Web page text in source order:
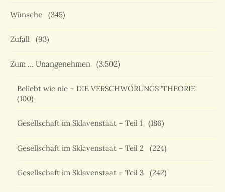
Wünsche (345)
Zufall (93)
Zum … Unangenehmen (3.502)
Beliebt wie nie – DIE VERSCHWÖRUNGS 'THEORIE'
(100)
Gesellschaft im Sklavenstaat – Teil 1 (186)
Gesellschaft im Sklavenstaat – Teil 2 (224)
Gesellschaft im Sklavenstaat – Teil 3 (242)